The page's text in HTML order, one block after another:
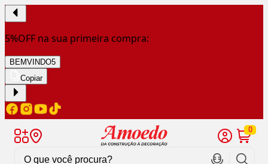
5%OFF na sua primeira compra:
BEMVINDO5
Copiar
0